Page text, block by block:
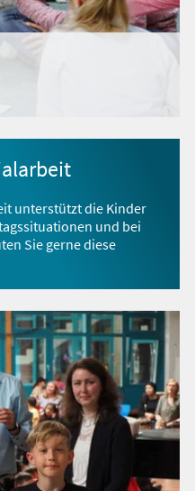
unterstützt die Kinder
und bei
Sie gerne diese